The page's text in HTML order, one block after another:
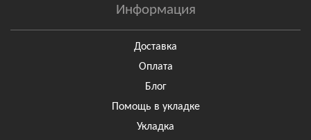
Информация
Доставка
Оплата
Блог
Помощь в укладке
Укладка